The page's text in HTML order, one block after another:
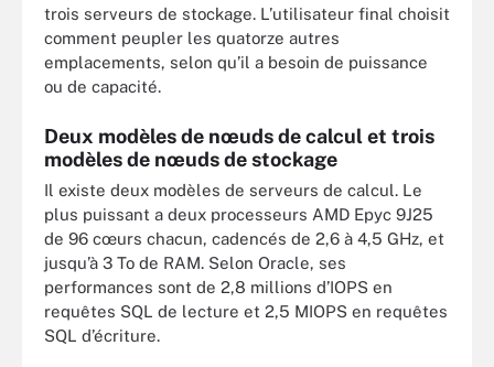
trois serveurs de stockage. L’utilisateur final choisit
comment peupler les quatorze autres
emplacements, selon qu’il a besoin de puissance
ou de capacité.
Deux modèles de nœuds de calcul et trois
modèles de nœuds de stockage
Il existe deux modèles de serveurs de calcul. Le
plus puissant a deux processeurs AMD Epyc 9J25
de 96 cœurs chacun, cadencés de 2,6 à 4,5 GHz, et
jusqu’à 3 To de RAM. Selon Oracle, ses
performances sont de 2,8 millions d’IOPS en
requêtes SQL de lecture et 2,5 MIOPS en requêtes
SQL d’écriture.